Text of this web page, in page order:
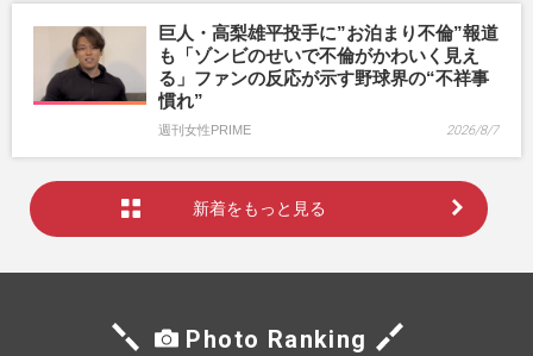
巨人・高梨雄平投手に”お泊まり不倫”報道
も「ゾンビのせいで不倫がかわいく見え
る」ファンの反応が示す野球界の“不祥事
慣れ”
週刊女性PRIME 2026/8/7
新着をもっと見る
Photo Ranking